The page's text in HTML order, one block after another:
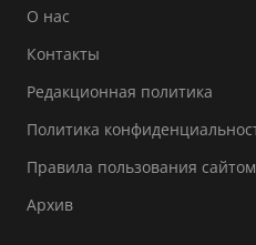
О нас
Контакты
Редакционная политика
Политика
Правила пользования сайтом
Архив